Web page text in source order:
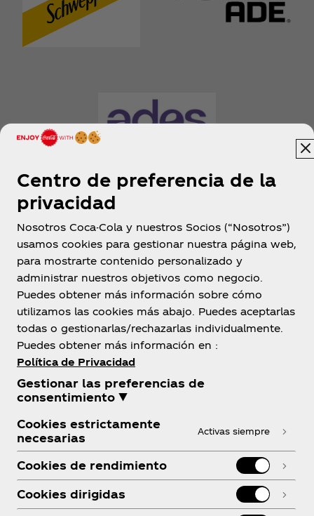
Colombia
Sobre nosotros
¿Necesitas ayuda?
Legal
Centro de preferencia de la
privacidad
Nosotros Coca-Cola y nuestros Socios (“Nosotros”)
usamos cookies para gestionar nuestra página web,
para mostrarte contenido personalizado y
administrar nuestros objetivos como negocio.
Puedes obtener más información sobre cómo
utilizamos las cookies más abajo. Puedes aceptarlas
todas o gestionarlas/rechazarlas individualmente.
Puedes obtener más información en :
Política de Privacidad
Gestionar las preferencias de
consentimiento ▼
Cookies estrictamente
necesarias
Activas siempre
Cookies de rendimiento
Cookies dirigidas